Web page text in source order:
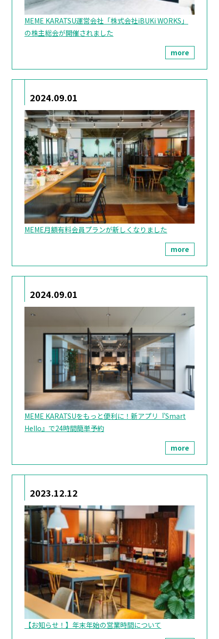
MEME KARATSU運営会社「株式会社iBUKi WORKS」
の株主総会が開催されました
more
2024.09.01
MEME月額有料会員プランが新しくなりました
more
2024.09.01
MEME KARATSUをもっと便利に！新アプリ『Smart
Hello』で24時間簡単予約
more
2023.12.12
【お知らせ！】年末年始の営業時間について